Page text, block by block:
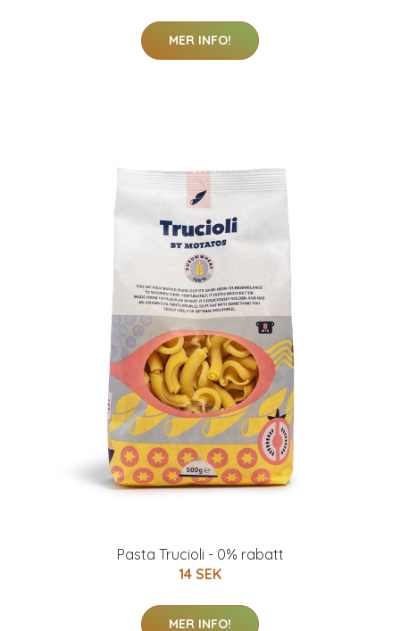
MER INFO!
Pasta Trucioli - 0% rabatt
14 SEK
MER INFO!